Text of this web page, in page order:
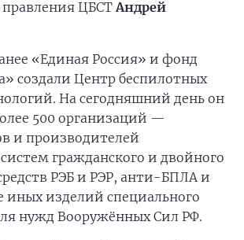
правления ЦБСТАндрей
«Единая Россия» и фонд
создали Центр беспилотных
На сегодняшний день он
500 организаций —
и производителей
гражданского и двойного
РЭБ и РЭР, анти-БПЛА и
иных изделий специального
нужд Вооружённых Сил РФ.